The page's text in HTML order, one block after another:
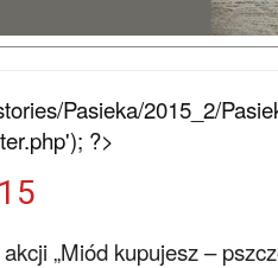
Pasieka/2015_2/
?>
„Miód kupujesz –